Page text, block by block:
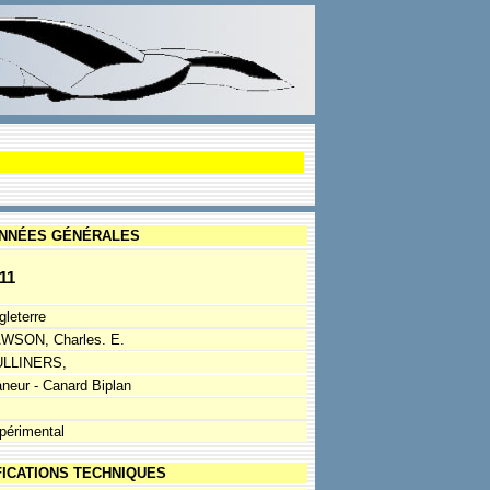
GÉNÉRALES
Charles. E.
- Canard Biplan
TECHNIQUES